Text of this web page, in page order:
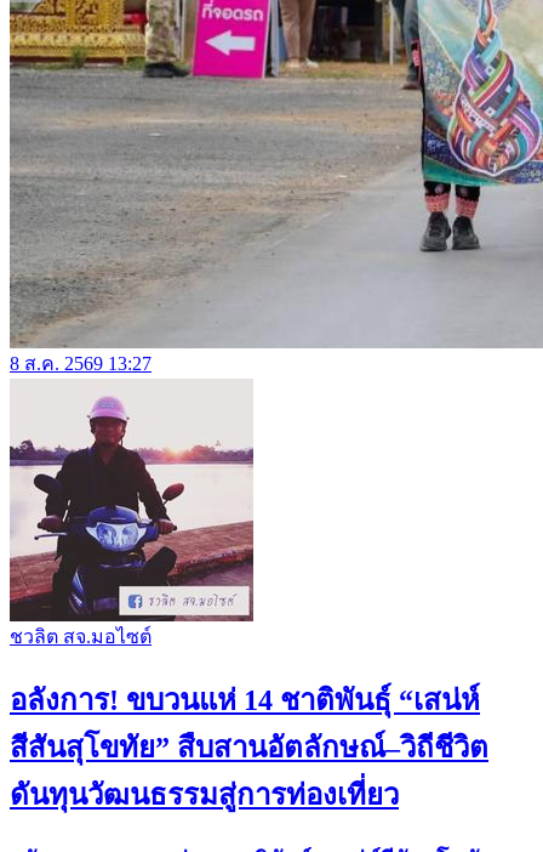
8 ส.ค. 2569 13:27
ชวลิต สจ.มอไซต์
อลังการ! ขบวนแห่ 14 ชาติพันธุ์ “เสน่ห์
สีสันสุโขทัย” สืบสานอัตลักษณ์–วิถีชีวิต
ดันทุนวัฒนธรรมสู่การท่องเที่ยว